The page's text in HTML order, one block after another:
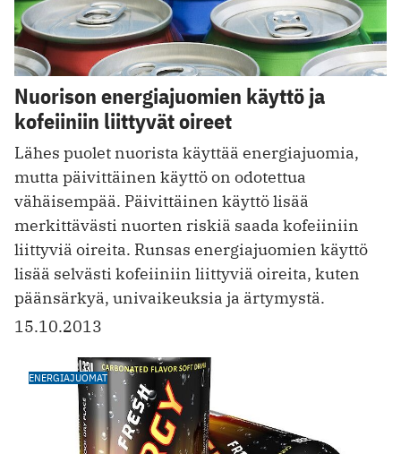
Nuorison energiajuomien käyttö ja
kofeiiniin liittyvät oireet
Lähes puolet nuorista käyttää energiajuomia,
mutta päivittäinen käyttö on odotettua
vähäisempää. Päivittäinen käyttö lisää
merkittävästi nuorten riskiä saada kofeiiniin
liittyviä oireita. Runsas energiajuomien käyttö
lisää selvästi kofeiiniin liittyviä oireita, kuten
päänsärkyä, univaikeuksia ja ärtymystä.
15.10.2013
ENERGIAJUOMAT